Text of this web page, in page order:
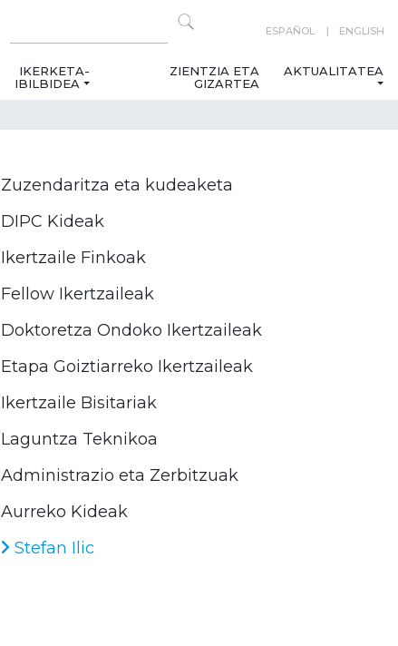
ESPAÑOL ENGLISH
IKERKETA-
IBILBIDEA
ZIENTZIA ETA
GIZARTEA
AKTUALITATEA
Zuzendaritza eta kudeaketa
DIPC Kideak
Ikertzaile Finkoak
Fellow Ikertzaileak
Doktoretza Ondoko Ikertzaileak
Etapa Goiztiarreko Ikertzaileak
Ikertzaile Bisitariak
Laguntza Teknikoa
Administrazio eta Zerbitzuak
Aurreko Kideak
Stefan Ilic